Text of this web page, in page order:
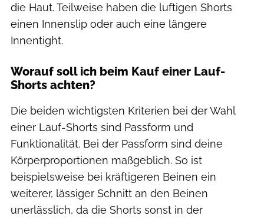
die Haut. Teilweise haben die luftigen Shorts
einen Innenslip oder auch eine längere
Innentight.
Worauf soll ich beim Kauf einer Lauf-
Shorts achten?
Die beiden wichtigsten Kriterien bei der Wahl
einer Lauf-Shorts sind Passform und
Funktionalität. Bei der Passform sind deine
Körperproportionen maßgeblich. So ist
beispielsweise bei kräftigeren Beinen ein
weiterer, lässiger Schnitt an den Beinen
unerlässlich, da die Shorts sonst in der